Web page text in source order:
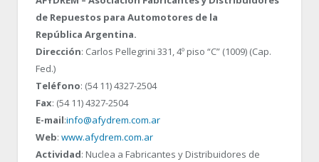
de Repuestos para Automotores de la
República Argentina.
Dirección: Carlos Pellegrini 331, 4º piso “C” (1009) (Cap.
Fed.)
Teléfono: (54 11) 4327-2504
Fax: (54 11) 4327-2504
E-mail:info@afydrem.com.ar
Web: www.afydrem.com.ar
Actividad: Nuclea a Fabricantes y Distribuidores de